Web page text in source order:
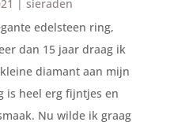
| sieraden
edelsteen ring,
dan 15 jaar draag ik
diamant aan mijn
is heel erg fijntjes en
Nu wilde ik graag